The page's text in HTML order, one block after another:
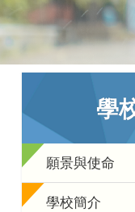
學
願景與使命
學校簡介